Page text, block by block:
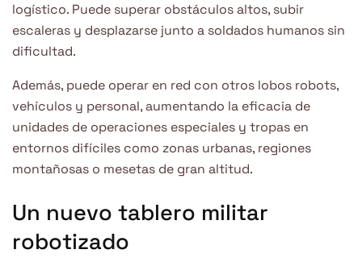
logístico. Puede superar obstáculos altos, subir
escaleras y desplazarse junto a soldados humanos sin
dificultad.
Además, puede operar en red con otros lobos robots,
vehículos y personal, aumentando la eficacia de
unidades de operaciones especiales y tropas en
entornos difíciles como zonas urbanas, regiones
montañosas o mesetas de gran altitud.
Un nuevo tablero militar
robotizado